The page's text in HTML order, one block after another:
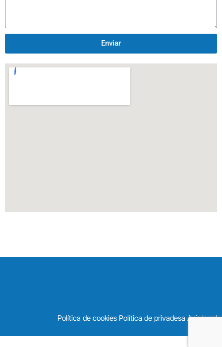
Enviar
Política de cookies Política de privadesa Avís legal